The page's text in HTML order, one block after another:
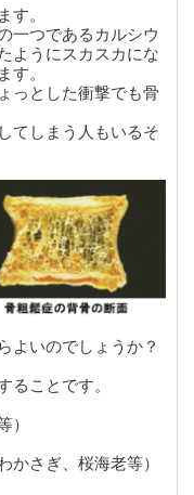
。
一つであるカルシウ
ようにスカスカにな
。
っとした衝撃でも骨
てしまう人もいるそ
よいのでしょうか？
ることです。
さぎ、桜海老等）